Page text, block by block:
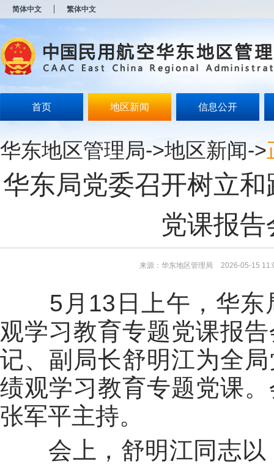
简体中文 繁体中文
首页 地区新闻 信息公开
华东地区管理局->地区新闻->
华东局党委召开树立
党课报
来源：华东地区管理局 2026-05-15
5 月 13 日上午，华
观学习教育专题党课报
记、副局长舒明江为全
绩观学习教育专题党课
张军平主持。
会上，舒明江同志以
开
无
障
说
Alt
加
浪
键
模